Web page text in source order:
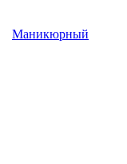
Маникюрный